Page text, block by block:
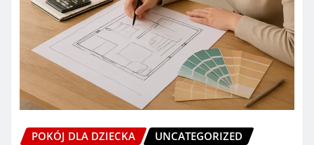
POKÓJ DLA DZIECKA UNCATEGORIZED